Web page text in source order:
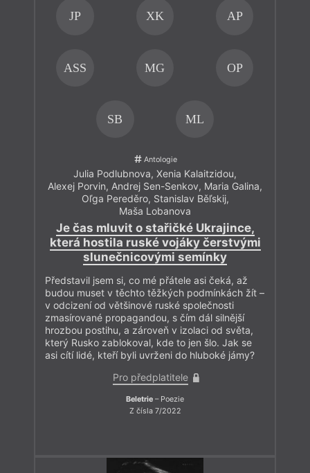
JP XK AP
ASS MG OP
SB ML
Antologie
Julia Podlubnova, Xenia Kalaitzidou,
Alexej Porvin, Andrej Sen-Senkov, Maria Galina,
Oľga Pereděro, Stanislav Běľskij,
Maša Lobanova
Je čas mluvit o stařičké Ukrajince,
která hostila ruské vojáky čerstvými
slunečnicovými semínky
Představil jsem si, co mé přátele asi čeká, až
budou muset v těchto těžkých podmínkách žít –
v odcizení od většinové ruské společnosti
zmasírované propagandou, s čím dál silnější
hrozbou postihu, a zároveň v izolaci od světa,
který Rusko zablokoval, kde to jen šlo. Jak se
asi cítí lidé, kteří byli uvrženi do hluboké jámy?
Pro předplatitele
Beletrie – Poezie
Z čísla 7/2022